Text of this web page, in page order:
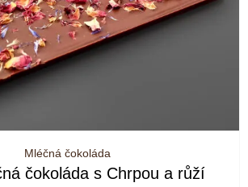
Mléčná čokoláda
čokoláda s Chrpou a růží